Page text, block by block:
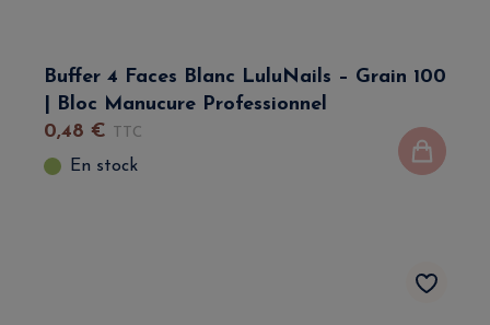
Buffer 4 Faces Blanc LuluNails – Grain 100
| Bloc Manucure Professionnel
0,48 € TTC
En stock